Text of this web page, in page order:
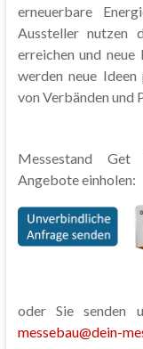
erneuerbare
Aussteller nutzen
erreichen und neue
werden neue
von Verbänden und
Messestand
Angebote einholen:
oder Sie senden
messebau@dein-